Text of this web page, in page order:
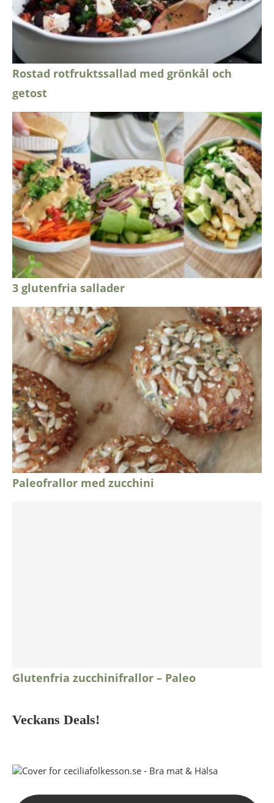
Rostad rotfruktssallad med grönkål och
getost
3 glutenfria sallader
Paleofrallor med zucchini
Glutenfria zucchinifrallor – Paleo
Veckans Deals!